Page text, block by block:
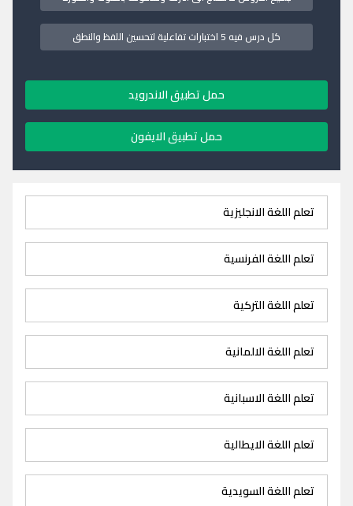
كل درس فيه 5 اختبارات تفاعلية لتحسين اللفظ والنطق
حمل تطبيق الاندرويد
حمل تطبيق الايفون
تعلم اللغة الانجليزية
تعلم اللغة الفرنسية
تعلم اللغة التركية
تعلم اللغة الالمانية
تعلم اللغة الاسبانية
تعلم اللغة الايطالية
تعلم اللغة السويدية